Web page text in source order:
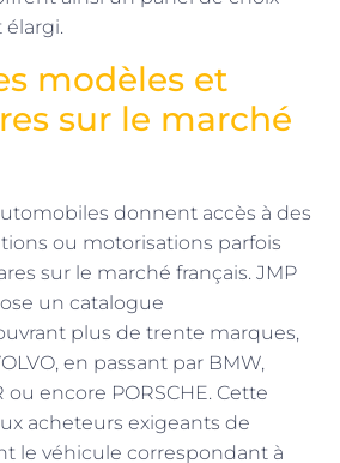
modèles et
sur le marché
donnent accès à des
ou motorisations parfois
sur le marché français. JMP
un catalogue
plus de trente marques,
en passant par BMW,
ou encore PORSCHE. Cette
acheteurs exigeants de
le véhicule correspondant à